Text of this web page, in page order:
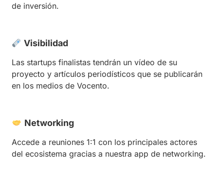
de inversión.
Visibilidad
Las startups finalistas tendrán un vídeo de su
proyecto y artículos periodísticos que se publicarán
en los medios de Vocento.
Networking
Accede a reuniones 1:1 con los principales actores
del ecosistema gracias a nuestra app de networking.